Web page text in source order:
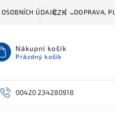
ÚDAJŮ DOPRAVA,
CZK
Nákupní košík
Prázdný košík
PŘÍSLUŠENSTVÍ
00420 234280918